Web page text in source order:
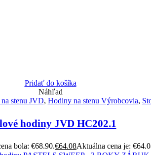
Pridať do košíka
Náhľad
stenu JVD, Hodiny na stenu Výrobcovia,
hodiny JVD HC202.1
bola: €68.90.€64.08Aktuálna cena je: